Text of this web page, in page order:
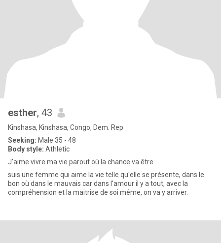
esther, 43
Kinshasa, Kinshasa, Congo, Dem. Rep
Seeking: Male 35 - 48
Body style: Athletic
J'aime vivre ma vie parout où la chance va être
suis une femme qui aime la vie telle qu'elle se présente, dans le
bon où dans le mauvais car dans l'amour il y a tout, avec la
compréhension et la maitrise de soi même, on va y arriver.